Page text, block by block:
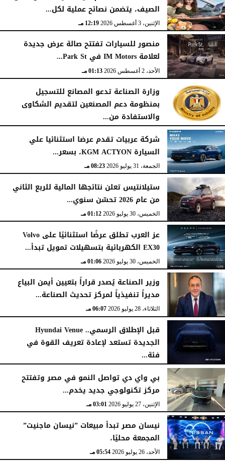
الصيف، يتضمن نصائح عملية لكل...
الإثنين، 3 أغسطس 2026 12:19 مـ
منصور للسيارات تفتتح صالة عرض جديدة
لعلامة IM Motors في Park St...
الأحد، 2 أغسطس 2026 01:13 مـ
وزارة الصناعة تدعو المصانع للتسجيل
بمنظومة دعم المصنعين لتقديم الشكاوى
والاستفادة من...
السبت، 1 أغسطس 2026
شركة عربيات تقدم عرضا استثنائيا علي
السيارة KGM ACTYON، بسعر...
الجمعة، 31 يوليو 2026 08:23 مـ
ستيلانتيس تعلن نتائجها المالية للربع الثاني
من عام 2026 تحسّن سنوي...
الخميس، 30 يوليو 2026 01:12 مـ
عز العرب تطلق عرضًا استثنائيًا على Volvo
EX30 الكهربائية بتسهيلات تمويل تبدأ...
الخميس، 30 يوليو 2026 01:06 مـ
وزير الصناعة يُصدر قراراً بتعيين أيمن البياع
مديراً تنفيذياً لمركز تحديث الصناعة...
الثلاثاء، 28 يوليو 2026 06:07 مـ
قبل الإطلاق الرسمي.. Hyundai Venue
الجديدة تستعد لإعادة تعريف القوة في
فئة...
الثلاثاء، 28 يوليو 2026 12:28 مـ
بي واي دي تواصل النمو في مصر وتفتتح
مركز تكنولوجي جديد يخدم...
الإثنين، 27 يوليو 2026 03:01 مـ
نيسان مصر تبدأ مبيعات ”نيسان ماجنيت”
المجمعة محليًا،
الأحد، 26 يوليو 2026 05:54 مـ